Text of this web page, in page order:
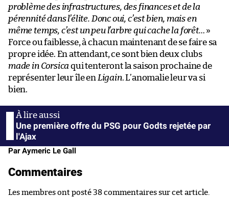
problème des infrastructures, des finances et de la
pérennité dans l’élite. Donc oui, c’est bien, mais en
même temps, c’est un peu l’arbre qui cache la forêt… »
Force ou faiblesse, à chacun maintenant de se faire sa
propre idée. En attendant, ce sont bien deux clubs
made in Corsica qui tenteront la saison prochaine de
représenter leur île en Ligain. L’anomalie leur va si
bien.
Une première offre du PSG pour Godts rejetée par
l'Ajax
Par Aymeric Le Gall
Commentaires
Les membres ont posté 38 commentaires sur cet article.